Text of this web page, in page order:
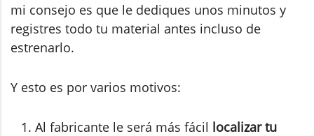
mi consejo es que le dediques unos minutos y
registres todo tu material antes incluso de
estrenarlo.
Y esto es por varios motivos:
Al fabricante le será más fácil localizar tu